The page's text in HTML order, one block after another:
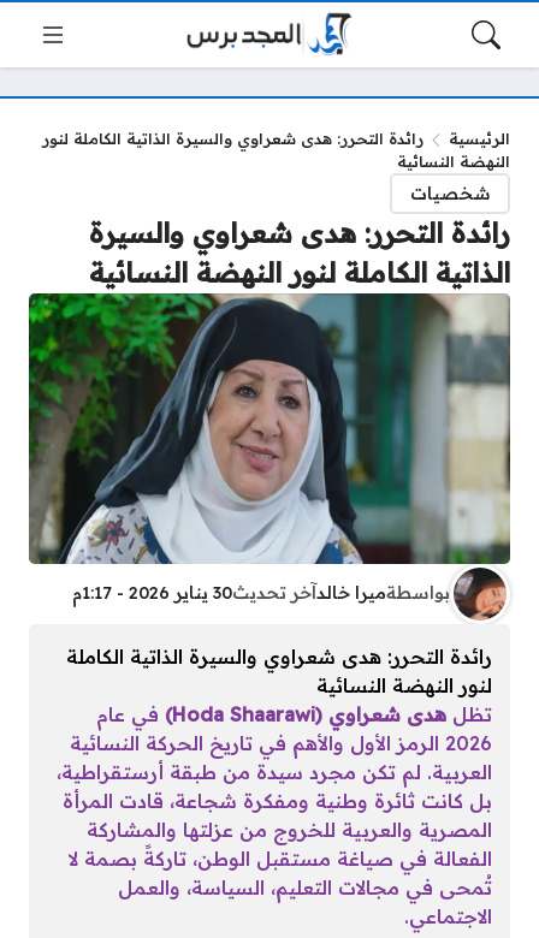
الرئيسية
رائدة التحرر: هدى شعراوي والسيرة الذاتية الكاملة لنور
النهضة النسائية
شخصيات
رائدة التحرر: هدى شعراوي والسيرة
الذاتية الكاملة لنور النهضة النسائية
بواسطةميرا خالدآخر تحديث30 يناير 2026 - 1:17م
رائدة التحرر: هدى شعراوي والسيرة الذاتية الكاملة
لنور النهضة النسائية
تظل هدى شعراوي (Hoda Shaarawi)
في عام
2026 الرمز الأول والأهم في تاريخ الحركة النسائية
العربية. لم تكن مجرد سيدة من طبقة أرستقراطية،
بل كانت ثائرة وطنية ومفكرة شجاعة، قادت المرأة
المصرية والعربية للخروج من عزلتها والمشاركة
الفعالة في صياغة مستقبل الوطن، تاركةً بصمة لا
تُمحى في مجالات التعليم، السياسة، والعمل
الاجتماعي.